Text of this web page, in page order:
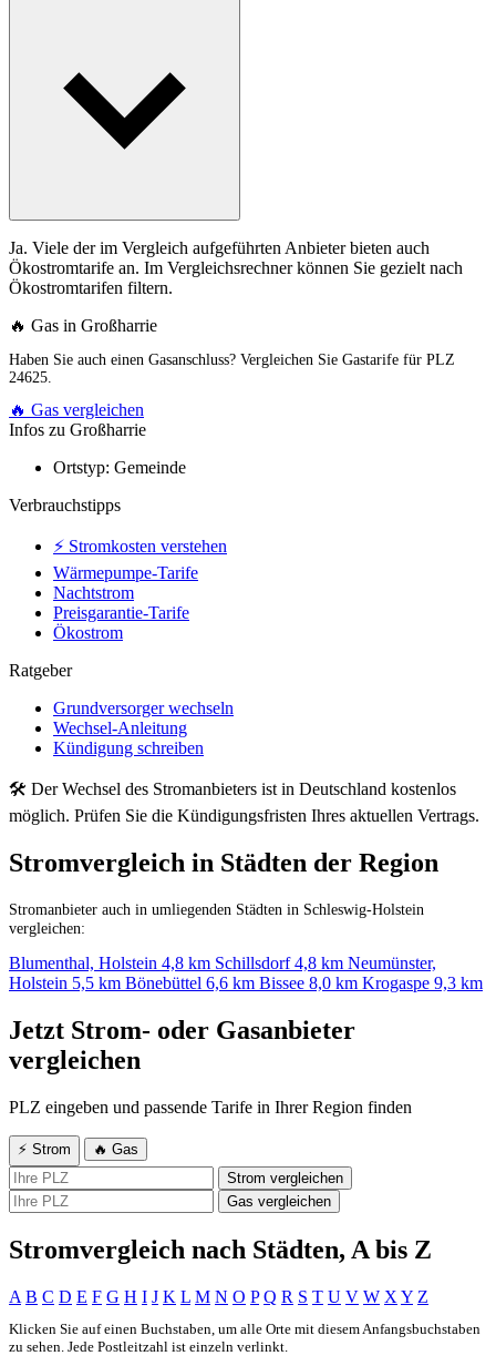
Ja. Viele der im Vergleich aufgeführten Anbieter bieten auch
Ökostromtarife an. Im Vergleichsrechner können Sie gezielt nach
Ökostromtarifen filtern.
🔥 Gas in Großharrie
Haben Sie auch einen Gasanschluss? Vergleichen Sie Gastarife für PLZ
24625.
🔥 Gas vergleichen
Infos zu Großharrie
Ortstyp: Gemeinde
Verbrauchstipps
⚡ Stromkosten verstehen
Wärmepumpe-Tarife
Nachtstrom
Preisgarantie-Tarife
Ökostrom
Ratgeber
Grundversorger wechseln
Wechsel-Anleitung
Kündigung schreiben
🛠 Der Wechsel des Stromanbieters ist in Deutschland kostenlos
möglich. Prüfen Sie die Kündigungsfristen Ihres aktuellen Vertrags.
Stromvergleich in Städten der Region
Stromanbieter auch in umliegenden Städten in Schleswig-Holstein
vergleichen:
Blumenthal, Holstein 4,8 km Schillsdorf4,8 km Neumünster,
Holstein 5,5 km Bönebüttel 6,6 km Bissee 8,0 km Krogaspe 9,3 km
Jetzt Strom- oder Gasanbieter
vergleichen
PLZ eingeben und passende Tarife in Ihrer Region finden
⚡ Strom
🔥 Gas
Strom vergleichen
Gas vergleichen
Stromvergleich nach Städten, A bis Z
A B C D E F G H I J K L M N O P Q R S T U V W X Y Z
Klicken Sie auf einen Buchstaben, um alle Orte mit diesem Anfangsbuchstaben
zu sehen. Jede Postleitzahl ist einzeln verlinkt.